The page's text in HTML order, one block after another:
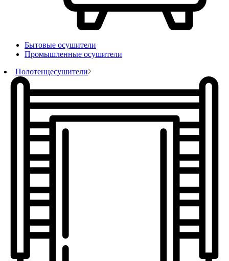
Бытовые осушители
Промышленные осушители
Полотенцесушители